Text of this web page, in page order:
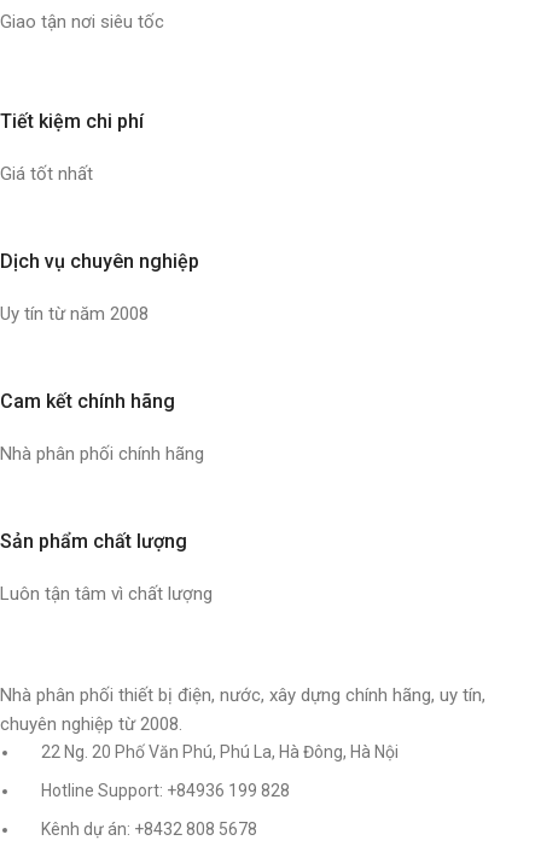
Giao tận nơi siêu tốc
Tiết kiệm chi phí
Giá tốt nhất
Dịch vụ chuyên nghiệp
Uy tín từ năm 2008
Cam kết chính hãng
Nhà phân phối chính hãng
Sản phẩm chất lượng
Luôn tận tâm vì chất lượng
Nhà phân phối thiết bị điện, nước, xây dựng chính hãng, uy tín,
chuyên nghiệp từ 2008.
22 Ng. 20 Phố Văn Phú, Phú La, Hà Đông, Hà Nội
Hotline Support: +84936 199 828
Kênh dự án: +8432 808 5678